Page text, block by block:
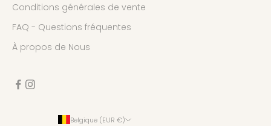
Conditions générales de vente
FAQ - Questions fréquentes
À propos de Nous
Belgique (EUR €)